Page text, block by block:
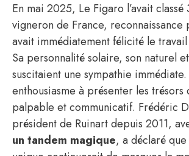
En mai 2025, Le Figaro l’avait
vigneron de France,
avait immédiatement félicité le
Sa personnalité solaire, son naturel
suscitaient une sympathie immédiate.
enthousiasme à présenter les trésors
palpable et communicatif. Frédéric
président de Ruinart depuis 2011,
un tandem magique, a déclaré